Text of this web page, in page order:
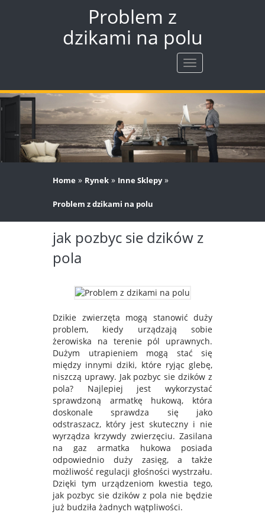
Problem z
dzikami na polu
Rozwiń
nawigację
Home » Rynek » Inne Sklepy»
Problem z dzikami na polu
jak pozbyc sie dzików z
pola
Dzikie zwierzęta mogą stanowić duży
problem, kiedy urządzają sobie
żerowiska na terenie pól uprawnych.
Dużym utrapieniem mogą stać się
między innymi dziki, które ryjąc glebę,
niszczą uprawy. Jak pozbyc sie dzików z
pola? Najlepiej jest wykorzystać
sprawdzoną armatkę hukową, która
doskonale sprawdza się jako
odstraszacz, który jest skuteczny i nie
wyrządza krzywdy zwierzęciu. Zasilana
na gaz armatka hukowa posiada
odpowiednio duży zasięg, a także
możliwość regulacji głośności wystrzału.
Dzięki tym urządzeniom kwestia tego,
jak pozbyc sie dzików z pola nie będzie
już budziła żadnych wątpliwości.